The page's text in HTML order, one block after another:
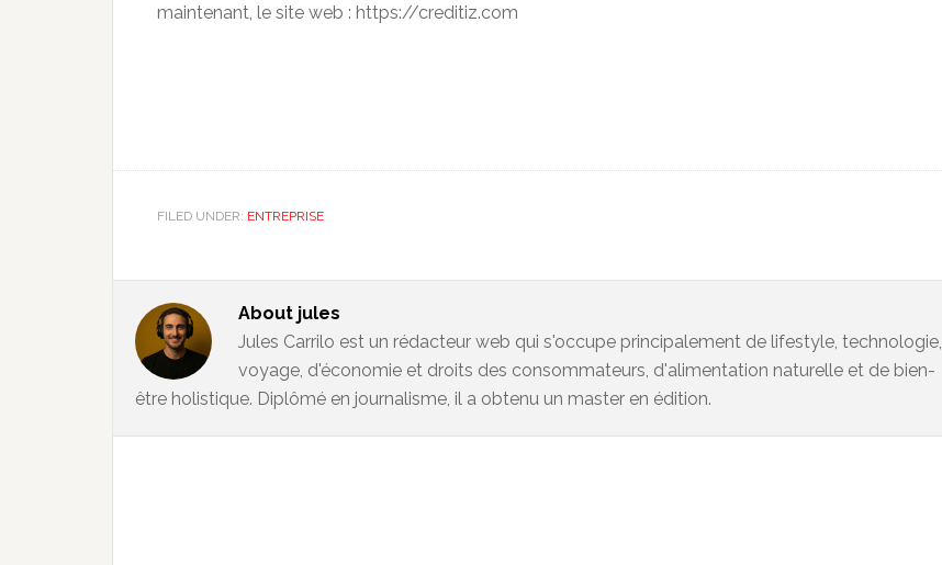
maintenant, le site web : https://creditiz.com
FILED UNDER: ENTREPRISE
About jules
Jules Carrilo est un rédacteur web qui s'occupe principalement de lifestyle, technologie,
voyage, d'économie et droits des consommateurs, d'alimentation naturelle et de bien-
être holistique. Diplômé en journalisme, il a obtenu un master en édition.